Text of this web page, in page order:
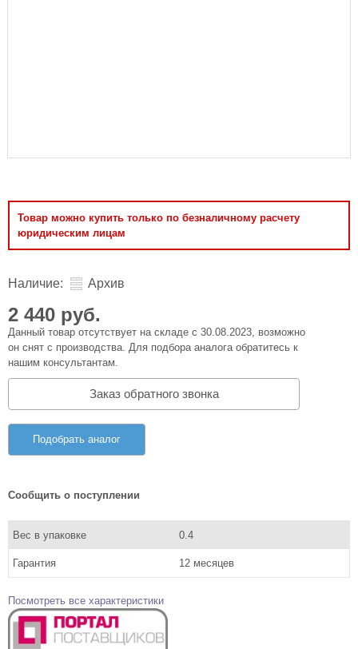
Товар можно купить только по безналичному расчету
юридическим лицам
Наличие: Архив
2 440 руб.
Данный товар отсутствует на складе с 30.08.2023, возможно
он снят с производства. Для подбора аналога обратитесь к
нашим консультантам.
Заказ обратного звонка
Подобрать аналог
Сообщить о поступлении
Вес в упаковке 0.4
Гарантия 12 месяцев
Посмотреть все характеристики